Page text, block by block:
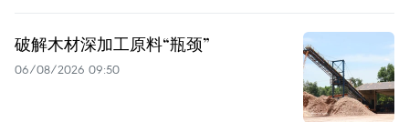
破解木材深加工原料“瓶颈”
06/08/2026 09:50